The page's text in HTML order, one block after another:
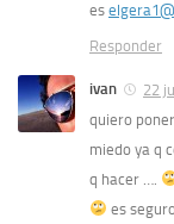
es
Responder
ivan
22
quiero
miedo ya q
q hacer ….
es